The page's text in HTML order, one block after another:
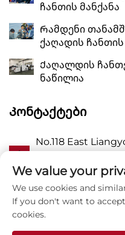
ჩანთის მანქანა
Რამდენი
ქაღადის ჩანთის
Ქაღალდის
ნაწილია
Კონტაქტები
Ა
No.118 East
Wanquan Town,
Zhejiang P.R.
Პ 8615988795434
We value your
We use cookies and
If you don't want to
cookies.